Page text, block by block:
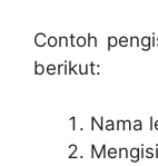
Contoh
berikut:
Nama